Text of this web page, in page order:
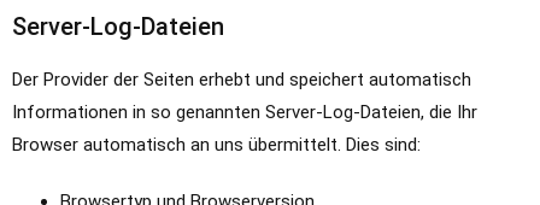
Server-Log-Dateien
Der Provider der Seiten erhebt und speichert automatisch
Informationen in so genannten Server-Log-Dateien, die Ihr
Browser automatisch an uns übermittelt. Dies sind: